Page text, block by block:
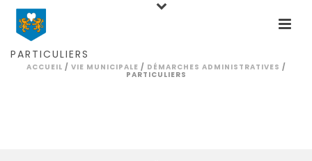
PARTICULIERS
ACCUEIL / VIE MUNICIPALE / DÉMARCHES ADMINISTRATIVES /
PARTICULIERS